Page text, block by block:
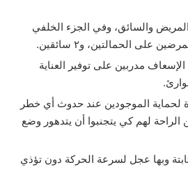
والسائق، وفي الجزء الخلفي
مدربين على توفير العناية
لحماية الموجودين عند حدوث أي خطر
الراحة لهم كي يتجنبوا أن يتدهور وضع
وبها عجل لسرعة الحركة دون تؤذي